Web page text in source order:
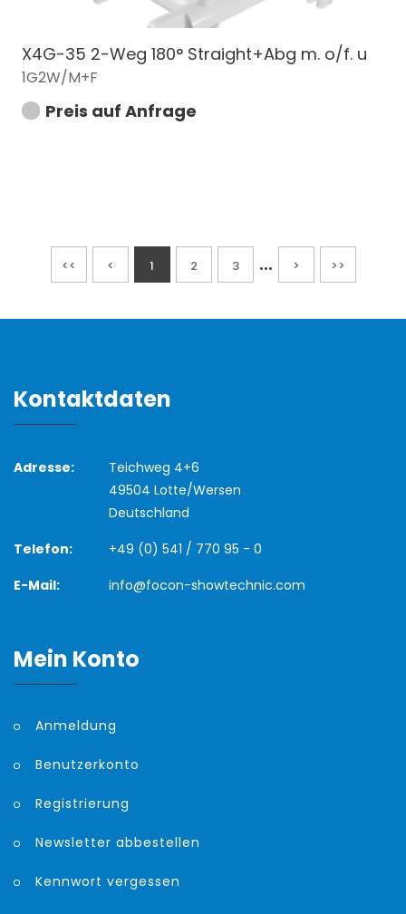
X4G-35 2-Weg 180° Straight+Abg m. o/f. u
1G2W/M+F
Preis auf Anfrage
<< < 1 2 3 ... > >>
Kontaktdaten
Adresse:
Teichweg 4+6
49504 Lotte/Wersen
Deutschland
Telefon:
+49 (0) 541 / 770 95 - 0
E-Mail:
info@focon-showtechnic.com
Mein Konto
Anmeldung
Benutzerkonto
Registrierung
Newsletter abbestellen
Kennwort vergessen